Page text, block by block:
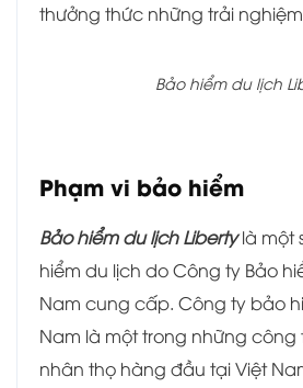
thưởng thức những trải
Bảo hiểm du lịch
Phạm vi bảo hiểm
Bảo hiểm du lịch Libertylà một
hiểm du lịch do Công ty Bảo
Nam cung cấp. Công ty bảo
Nam là một trong những công
nhân thọ hàng đầu tại Việt